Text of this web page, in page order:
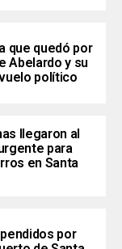
que quedó por
Abelardo y su
político
llegaron al
para
en Santa
por